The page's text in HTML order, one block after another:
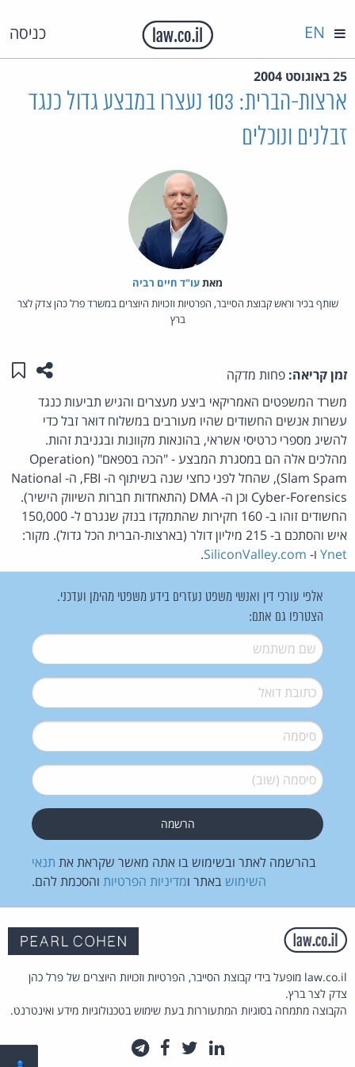
כניסה EN
25 באוגוסט 2004
ארצות-הברית: 103 נעצרו במבצע גדול כנגד
זבלנים ונוכלים
מאת‏עו"ד חיים רביה
שותף בכיר וראש קבוצת הסייבר, הפרטיות וזכויות היוצרים במשרד פרל כהן צדק לצר
ברץ
זמן קריאה: פחות מדקה שתפו
משרד המשפטים האמריקאי ביצע מעצרים והגיש תביעות כנגד
עשרות אנשים החשודים שהיו מעורבים במשלוח דואר זבל כדי
להשיג מספרי כרטיסי אשראי, בהונאות מקוונות ובגניבת זהות.
מהלכים אלה הם במסגרת המבצע - "הכה בספאם" (Operation
Slam Spam), שהחל לפני כחצי שנה בשיתוף ה- FBI, ה- National
Cyber-Forensics וכן ה- DMA (התאחדות חברות השיווק הישיר).
החשודים זוהו ב- 160 חקירות שהתמקדו בנזק שנגרם ל- 150,000
איש והסתכם ב- 215 מיליון דולר (בארצות-הברית הכל גדול). מקור:
Ynet ו- SiliconValley.com
.
אלפי עורכי דין ואנשי משפט נעזרים בידע משפטי מהימן ועדכני.
הצטרפו גם אתם:
שם משתמש*
דואל*
סיסמה*
סיסמה (שוב)*
בהרשמה לאתר ובשימוש בו אתה מאשר שקראת את תנאי
השימוש באתר ומדיניות הפרטיות והסכמת להם.
law.co.il מופעל בידי קבוצת הסייבר, הפרטיות וזכויות היוצרים של פרל כהן
צדק לצר ברץ.
הקבוצה מתמחה בסוגיות המתעוררות בעת שימוש בטכנולוגיות מידע ואינטרנט.
לינקדאין
טוויטרפייסבוק